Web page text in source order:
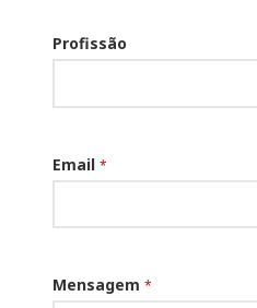
Profissão
Email *
Mensagem *